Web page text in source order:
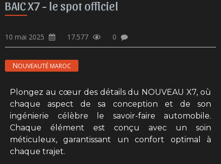
BAIC X7 - le spot officiel
10 mai 2025 17.577 0
NOUVEAUTÉ MAROC
Plongez au cœur des détails du NOUVEAU X7, où
chaque aspect de sa conception et de son
ingénierie célèbre le savoir-faire automobile.
Chaque élément est conçu avec un soin
méticuleux, garantissant un confort optimal à
chaque trajet.